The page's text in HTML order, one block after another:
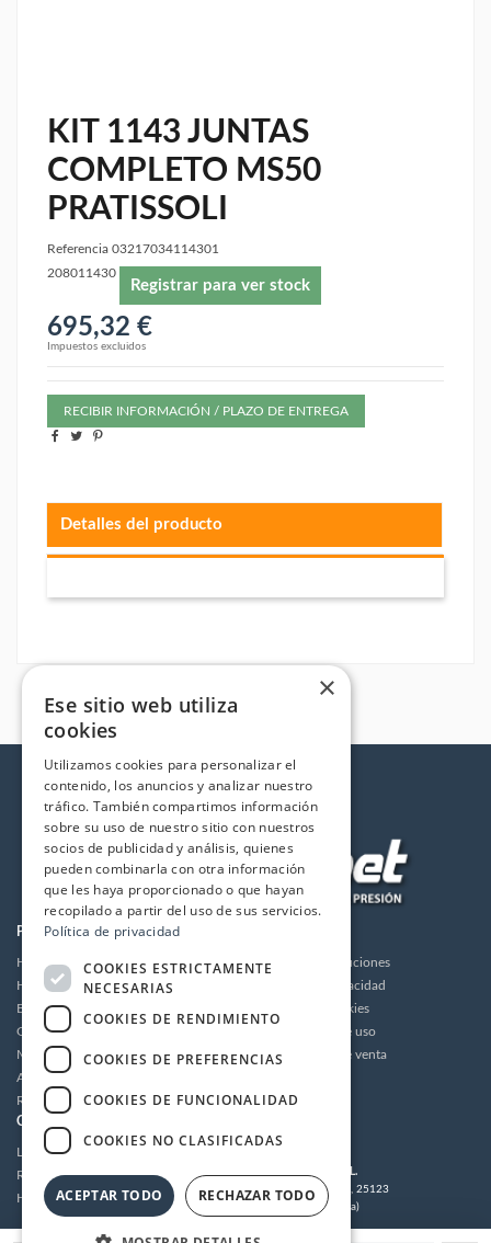
KIT 1143 JUNTAS
COMPLETO MS50
PRATISSOLI
Referencia 03217034114301
208011430
Registrar para ver stock
695,32 €
Impuestos excluidos
RECIBIR INFORMACIÓN / PLAZO DE ENTREGA
Detalles del producto
PRODUCTOS
Hidrolimpiadoras
Humidificación
Bombas de alta presión
Grupos motor bomba alta presión
Motores
Accesorios
Recambios / Repuestos
Envios y devoluciones
Política de privacidad
Política de cookies
Condiciones de uso
Condiciones de venta
CUENTA
Login
Registrarse
Histórico de pedidos
MULTIDRONET S.L.
C/Tramuntana 62, 25123
Torrefarrera (Lleida)
×
Ese sitio web utiliza
cookies
Utilizamos cookies para personalizar el
contenido, los anuncios y analizar nuestro
tráfico. También compartimos información
sobre su uso de nuestro sitio con nuestros
socios de publicidad y análisis, quienes
pueden combinarla con otra información
que les haya proporcionado o que hayan
recopilado a partir del uso de sus servicios.
Política de privacidad
COOKIES ESTRICTAMENTE
NECESARIAS
COOKIES DE RENDIMIENTO
COOKIES DE PREFERENCIAS
COOKIES DE FUNCIONALIDAD
COOKIES NO CLASIFICADAS
ACEPTAR TODO RECHAZAR TODO